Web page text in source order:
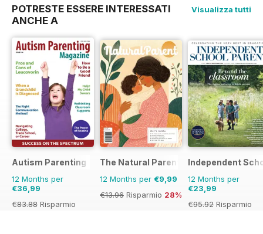
POTRESTE ESSERE INTERESSATI
ANCHE A
Visualizza tutti
Autism Parenting
12 Months per
€36,99
€83.88 Risparmio
The Natural Parent Magazine
12 Months per €9,99
€13.96 Risparmio 28%
Independent
12 Months per
€23,99
€95.92 Risparmio